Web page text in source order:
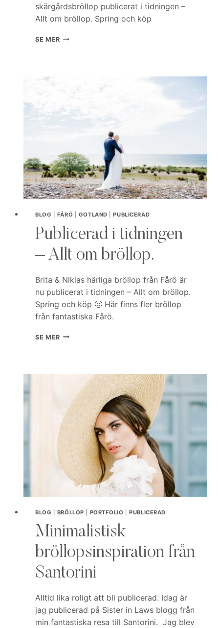
skärgårdsbröllop publicerat i tidningen –
Allt om bröllop. Spring och köp
SE MERSKÄRGÅRDSBRÖLLOP.
BLOG FÅRÖ GOTLAND |PUBLICERAD
Publicerad i tidningen
– Allt om bröllop.
Brita & Niklas härliga bröllop från Fårö är
nu publicerat i tidningen – Allt om bröllop.
Spring och köp 🙂 Här finns fler bröllop
från fantastiska Fårö.
SE MERPUBLICERAD
BRÖLLOP.
BLOG BRÖLLOP PORTFOLIO |PUBLICERAD
Minimalistisk
bröllopsinspiration från
Santorini
Alltid lika roligt att bli publicerad. Idag är
jag publicerad på Sister in Laws blogg från
min fantastiska resa till Santorini. Jag blev